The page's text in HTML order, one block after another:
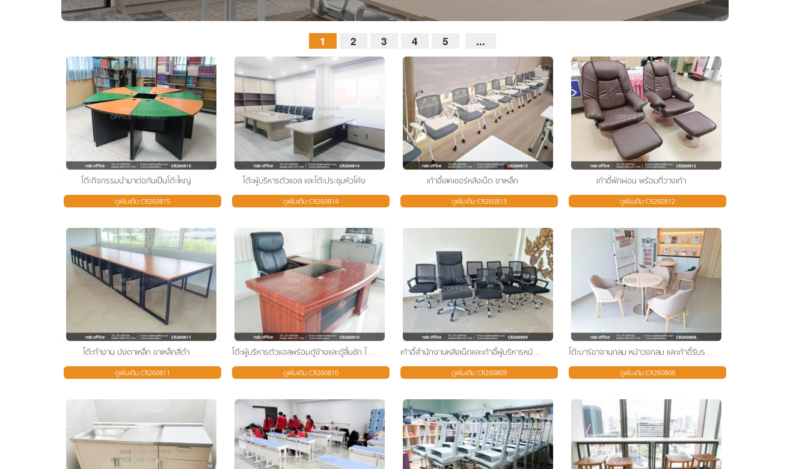
ชุดห้องครัวสำเร็จรูป
อะไหล่เฟอร์นิเจอร์
1 2 3 4 5 ...
โต๊ะกิจกรรมนำมาต่อกันเป็นโต๊ะใหญ่
ดูเพิ่มเติม:CR260815
โต๊ะผู้บริหารตัวแอล และโต๊ะประชุมหัวโค้ง
ดูเพิ่มเติม:CR260814
เก้าอี้เลคเชอร์หลังเน็ต ขาเหล็ก
ดูเพิ่มเติม:CR260813
เก้าอี้พักผ่อน พร้อมที่วางเท้า
ดูเพิ่มเติม:CR260812
โต๊ะทำงาน บังตาเหล็ก ขาเหล็กสีดำ
ดูเพิ่มเติม:CR260811
โต๊ะผู้บริหารตัวแอลพร้อมตู้ข้างและตู้ลิ้นชัก ใช้งานคู่กับเก้าอี้ผู้บริหาร
ดูเพิ่มเติม:CR260810
เก้าอี้สำนักงานหลังเน็ตและเก้าอี้ผู้บริหารหนังเทียม
ดูเพิ่มเติม:CR260809
โต๊ะบาร์ขาจานกลม หน้าวงกลม และเก้าอี้รับรองโมเดิร์น
ดูเพิ่มเติม:CR260808